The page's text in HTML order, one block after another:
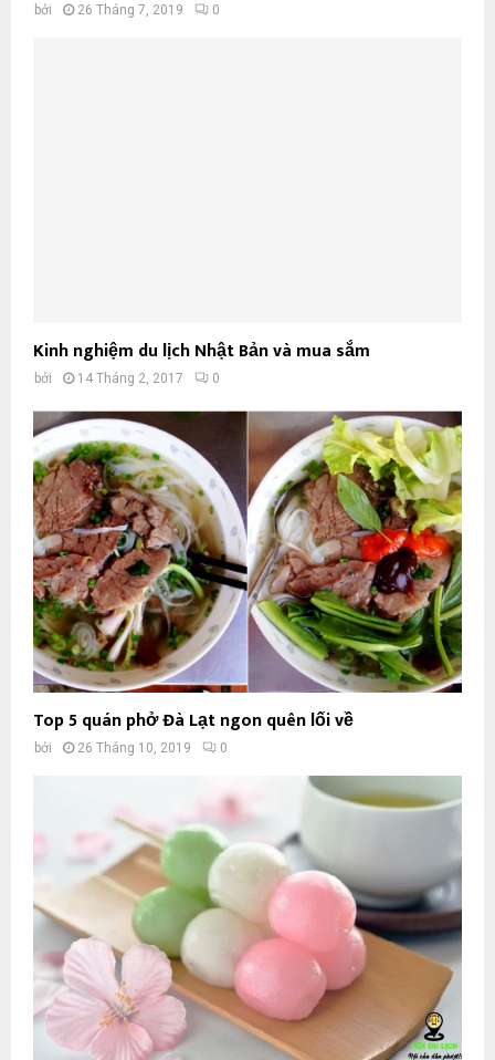
bởi 26 Tháng 7, 2019 0
Kinh nghiệm du lịch Nhật Bản và mua sắm
bởi 14 Tháng 2, 2017 0
Top 5 quán phở Đà Lạt ngon quên lối về
bởi 26 Tháng 10, 2019 0